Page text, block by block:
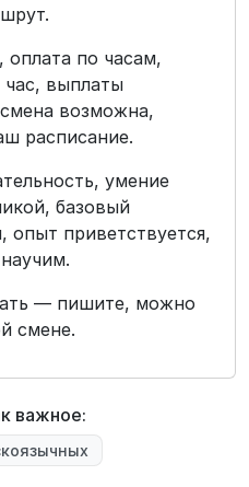
оплата по часам,
выплаты
возможна,
расписание.
умение
базовый
опыт приветствуется,
— пишите, можно
смене.
важное: